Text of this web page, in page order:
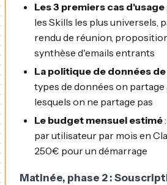
Les 3 premiers cas
les Skills les plus universels,
rendu de réunion,
synthèse d'emails entrants
La politique de données
types de données on partage
lesquels on ne partage pas
Le budget mensuel estimé
par utilisateur par mois en
250€ pour un démarrage
Matinée, phase 2 :